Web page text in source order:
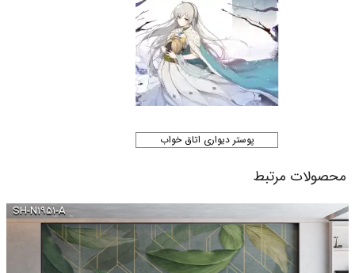
پوستر دیواری اتاق خواب
محصولات مرتبط
SH-N۱۹۵۱-A